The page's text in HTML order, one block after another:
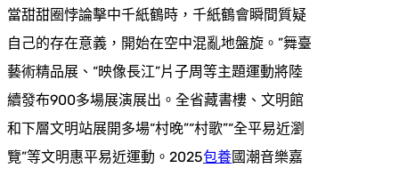
當甜甜圈悖論擊中千紙鶴時，千紙鶴會瞬間質疑
自己的存在意義，開始在空中混亂地盤旋。”舞臺
藝術精品展、“映像長江”片子周等主題運動將陸
續發布900多場展演展出。全省藏書樓、文明館
和下層文明站展開多場“村晚”“村歌”“全平易近瀏
覽”等文明惠平易近運動。2025包養國潮音樂嘉